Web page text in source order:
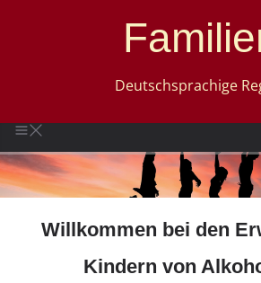
Deutschsprachige
Willkommen bei den
Kindern von